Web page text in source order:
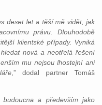
deset let a těší mě vidět, jak
právu. Dlouhodobě
klientské případy. Vyniká
nová a neotřelá řešení
mu nejsou lhostejní ani
,” dodal partner Tomáš
budoucna a především jako